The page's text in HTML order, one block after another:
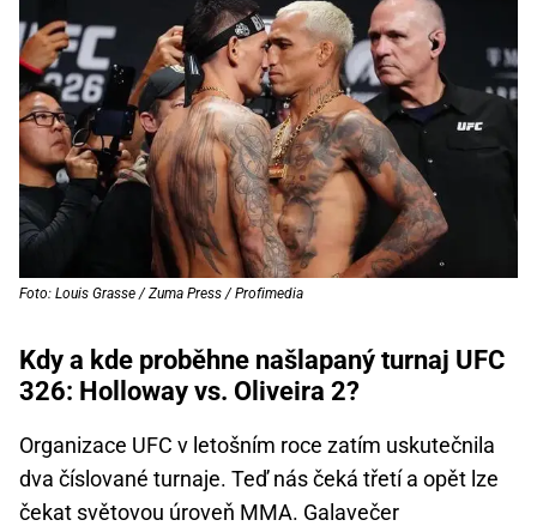
Foto: Louis Grasse / Zuma Press / Profimedia
Kdy a kde proběhne našlapaný turnaj UFC
326: Holloway vs. Oliveira 2?
Organizace UFC v letošním roce zatím uskutečnila
dva číslované turnaje. Teď nás čeká třetí a opět lze
čekat světovou úroveň MMA. Galavečer